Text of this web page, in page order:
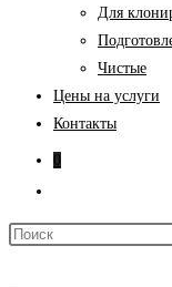
Для
Чистые
Цены на услуги
Контакты
0
по